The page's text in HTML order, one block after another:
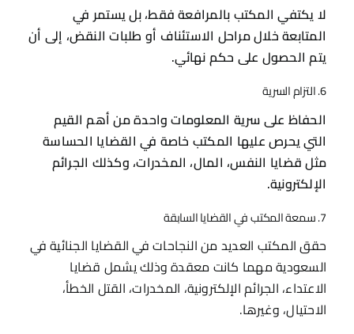
لا يكتفي المكتب بالمرافعة فقط، بل يستمر في
المتابعة خلال مراحل الاستئناف أو طلبات النقض، إلى أن
يتم الحصول على حكم نهائي.
6. التزام السرية
الحفاظ على سرية المعلومات واحدة من أهم القيم
التي يحرص عليها المكتب خاصة في القضايا الحساسة
مثل قضايا النفس، المال، المخدرات، وكذلك الجرائم
الإلكترونية.
7. سمعة المكتب في القضايا السابقة
حقق المكتب العديد من النجاحات في القضايا الجنائية في
السعودية مهما كانت معقدة وذلك يشمل قضايا
الاعتداء، الجرائم الإلكترونية، المخدرات، القتل الخطأ،
الاحتيال، وغيرها.